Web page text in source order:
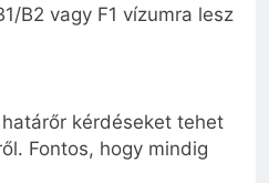
B2 vagy F1 vízumra lesz
kérdéseket tehet
Fontos, hogy mindig